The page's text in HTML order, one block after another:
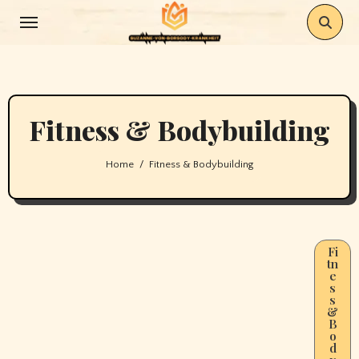
Fitness & Bodybuilding
Home Fitness & Bodybuilding
Fi
tn
e
s
s
&
B
o
d